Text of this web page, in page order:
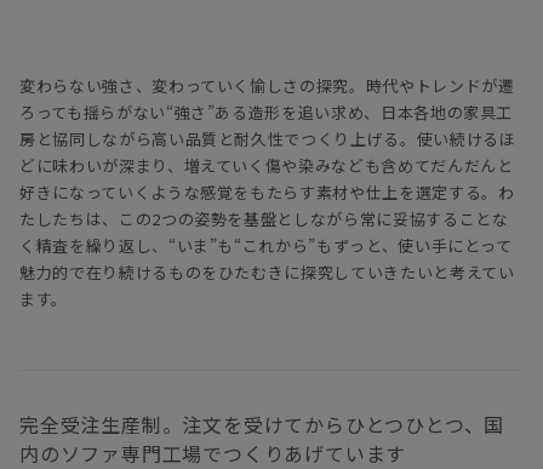
変わらない強さ、変わっていく愉しさの探究。時代やトレンドが遷
ろっても揺らがない“強さ”ある造形を追い求め、日本各地の家具工
房と協同しながら高い品質と耐久性でつくり上げる。使い続けるほ
どに味わいが深まり、増えていく傷や染みなども含めてだんだんと
好きになっていくような感覚をもたらす素材や仕上を選定する。わ
たしたちは、この2つの姿勢を基盤としながら常に妥協することな
く精査を繰り返し、“いま”も“これから”もずっと、使い手にとって
魅力的で在り続けるものをひたむきに探究していきたいと考えてい
ます。
完全受注生産制。注文を受けてからひとつひとつ、国
内のソファ専門工場でつくりあげています